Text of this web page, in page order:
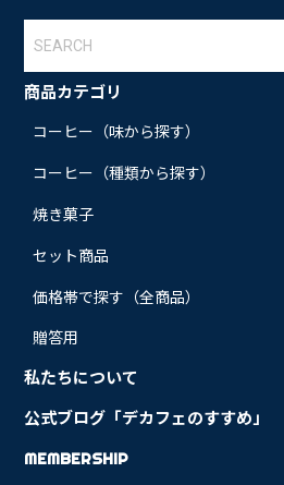
商品カテゴリ
コーヒー（味から探す）
コーヒー（種類から探す）
焼き菓子
セット商品
価格帯で探す（全商品）
贈答用
私たちについて
公式ブログ「デカフェのすすめ」
MEMBERSHIP